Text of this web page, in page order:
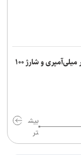
آیکو نئو ۱۱S با باتری ۹ هزار میلی‌آمپری و شارژ ۱۰۰
بیش
تر